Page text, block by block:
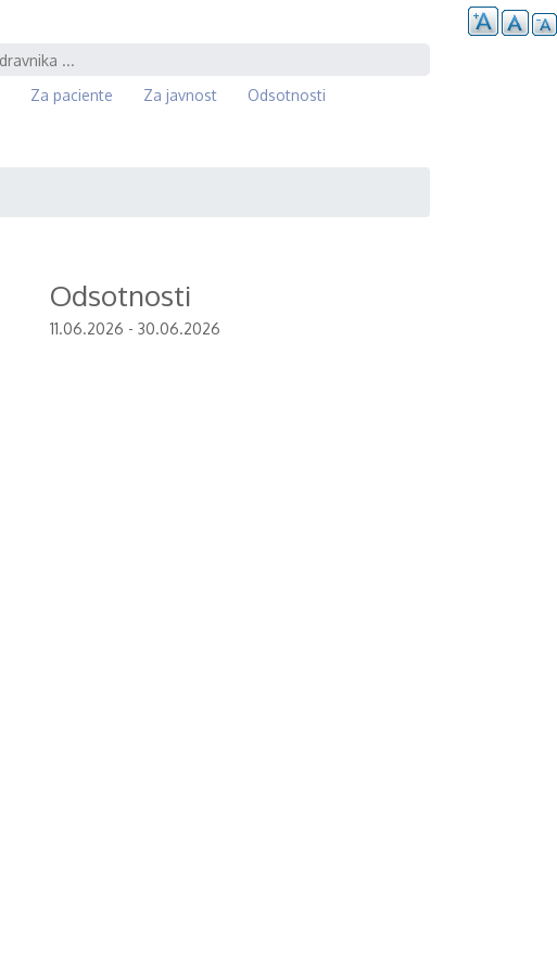
Za paciente Za javnost Odsotnosti
Odsotnosti
11.06.2026 - 30.06.2026